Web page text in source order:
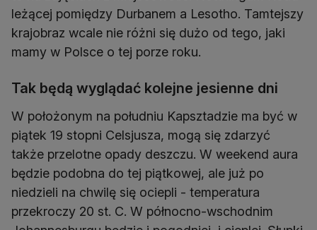
leżącej pomiędzy Durbanem a Lesotho. Tamtejszy
krajobraz wcale nie różni się dużo od tego, jaki
mamy w Polsce o tej porze roku.
Tak będą wyglądać kolejne jesienne dni
W położonym na południu Kapsztadzie ma być w
piątek 19 stopni Celsjusza, mogą się zdarzyć
także przelotne opady deszczu. W weekend aura
będzie podobna do tej piątkowej, ale już po
niedzieli na chwilę się ociepli - temperatura
przekroczy 20 st. C. W północno-wschodnim